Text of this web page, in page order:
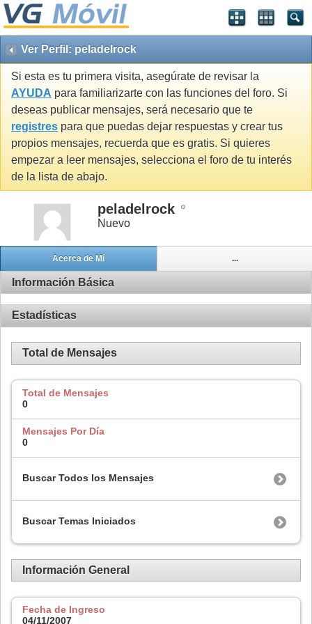
Ver Perfil: peladelrock
Si esta es tu primera visita, asegúrate de revisar la
AYUDA para familiarizarte con las funciones del foro. Si
deseas publicar mensajes, será necesario que te
registres para que puedas dejar respuestas y crear tus
propios mensajes, recuerda que es gratis. Si quieres
empezar a leer mensajes, selecciona el foro de tu interés
de la lista de abajo.
peladelrock
Nuevo
Acerca de Mí ...
Información Básica
Estadísticas
Total de Mensajes
Total de Mensajes
0
Mensajes Por Día
0
Buscar Todos los Mensajes
Buscar Temas Iniciados
Información General
Fecha de Ingreso
04/11/2007